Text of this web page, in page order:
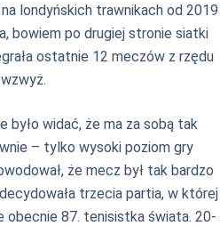
londyńskich trawnikach od 2019
bowiem po drugiej stronie siatki
ostatnie 12 meczów z rzędu
było widać, że ma za sobą tak
– tylko wysoki poziom gry
że mecz był tak bardzo
trzecia partia, w której
obecnie 87. tenisistka świata. 20-